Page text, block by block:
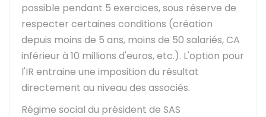
possible pendant 5 exercices, sous réserve de
respecter certaines conditions (création
depuis moins de 5 ans, moins de 50 salariés, CA
inférieur à 10 millions d'euros, etc.). L'option pour
l'IR entraine une imposition du résultat
directement au niveau des associés.
Régime social du président de SAS